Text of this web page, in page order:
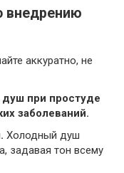
внедрению
аккуратно, не
при простуде
заболеваний.
Холодный душ
задавая тон всему